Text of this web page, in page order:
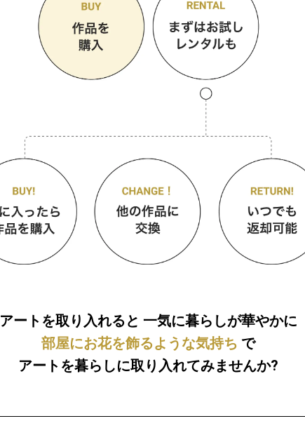
アートを取り入れると 一気に暮らしが華やかに
部屋にお花を飾るような気持ち で
アートを暮らしに取り入れてみませんか?